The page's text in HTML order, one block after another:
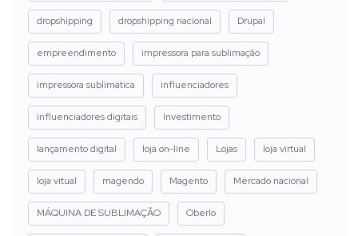
dropshipping dropshipping nacional Drupal
empreendimento impressora para sublimação
impressora sublimática influenciadores
influenciadores digitais Investimento
lançamento digital loja on-line Lojas loja virtual
loja vitual magendo Magento Mercado nacional
MÁQUINA DE SUBLIMAÇÃO Oberlo